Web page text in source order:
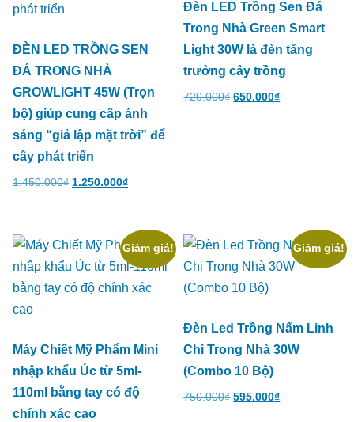
ĐÈN LED TRỒNG SEN
ĐÁ TRONG NHÀ
GROWLIGHT 45W (Trọn
bộ) giúp cung cấp ánh
sáng “giả lập mặt trời” để
cây phát triển
1.450.000₫ 1.250.000₫
Đèn LED Trồng Sen Đá
Trong Nhà Green Smart
Light 30W là đèn tăng
trưởng cây trồng
720.000₫ 650.000₫
Giảm giá!
Máy Chiết Mỹ Phẩm Mini
nhập khẩu Úc từ 5ml-
110ml bằng tay có độ
chính xác cao
Giảm giá!
Đèn Led Trồng Nấm Linh
Chi Trong Nhà 30W
(Combo 10 Bộ)
750.000₫ 595.000₫